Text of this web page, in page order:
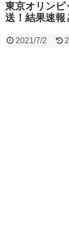
東京オリンピ
送！結果速報
2021/7/2